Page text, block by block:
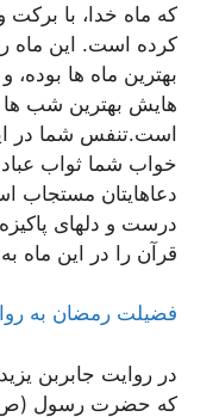
که ماه خدا، با
کرده است. این ماه
بهترین ماه ها
هایش بهترین شب
است.تنفس شما در
خواب شما ثواب
دعاهایتان مستجاب
درست و دلهای
قرآن را در این ماه
فضیلت رمضان به
در روایت جابربن یزید
که حضرت رسول (ص)